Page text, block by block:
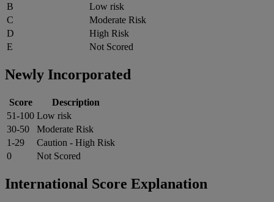
B
Low risk
C
Moderate Risk
D
High Risk
E
Not Scored
Newly Incorporated
Score
Description
51-100 Low risk
30-50
Moderate Risk
1-29
Caution - High Risk
0
Not Scored
International Score Explanation